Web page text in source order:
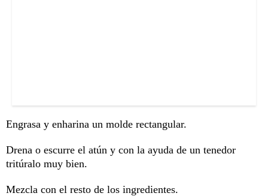
Engrasa y enharina un molde rectangular.
Drena o escurre el atún y con la ayuda de un tenedor
tritúralo muy bien.
Mezcla con el resto de los ingredientes.